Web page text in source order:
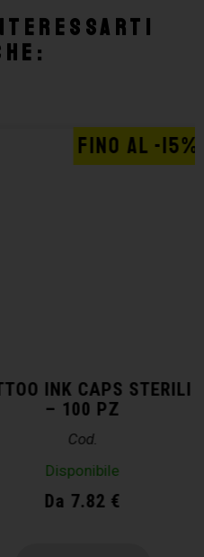
STERILI
FINO AL -15%